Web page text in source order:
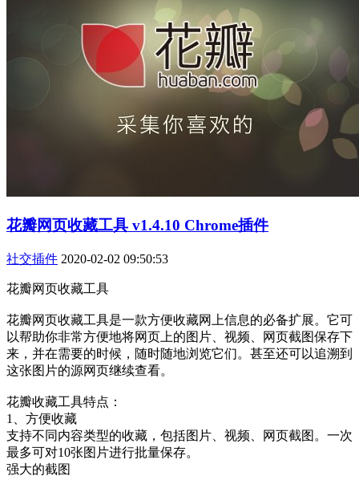
花瓣网页收藏工具 v1.4.10 Chrome插件
社交插件 2020-02-02 09:50:53
花瓣网页收藏工具
花瓣网页收藏工具是一款方便收藏网上信息的必备扩展。它可
以帮助你非常方便地将网页上的图片、视频、网页截图保存下
来，并在需要的时候，随时随地浏览它们。甚至还可以追溯到
这张图片的源网页继续查看。
花瓣收藏工具特点：
1、方便收藏
支持不同内容类型的收藏，包括图片、视频、网页截图。一次
最多可对10张图片进行批量保存。
强大的截图